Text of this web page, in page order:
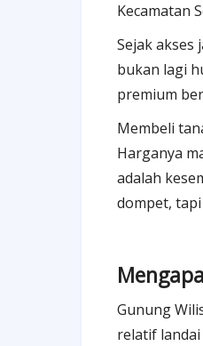
Kecamatan
Sejak akses
bukan lagi
premium
Membeli
Harganya
adalah
dompet,
Gunung
relatif